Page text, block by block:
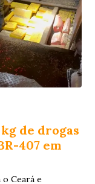
de drogas
407 em
o Ceará e